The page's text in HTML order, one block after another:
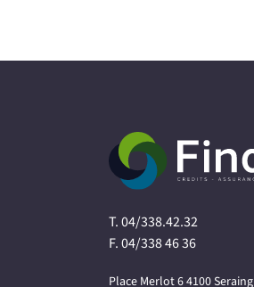
T.04/338.42.32
F.04/338 46 36
Place Merlot 6 4100 Seraing